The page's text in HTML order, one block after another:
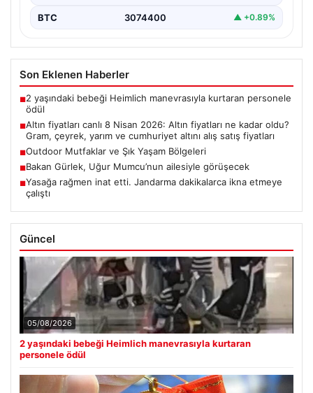
BTC 3074400 ▲ +0.89%
Son Eklenen Haberler
■2 yaşındaki bebeği Heimlich manevrasıyla kurtaran personele
ödül
■Altın fiyatları canlı 8 Nisan 2026: Altın fiyatları ne kadar oldu?
Gram, çeyrek, yarım ve cumhuriyet altını alış satış fiyatları
■Outdoor Mutfaklar ve Şık Yaşam Bölgeleri
■Bakan Gürlek, Uğur Mumcu’nun ailesiyle görüşecek
■Yasağa rağmen inat etti. Jandarma dakikalarca ikna etmeye
çalıştı
Güncel
05/08/2026
2 yaşındaki bebeği Heimlich manevrasıyla kurtaran
personele ödül